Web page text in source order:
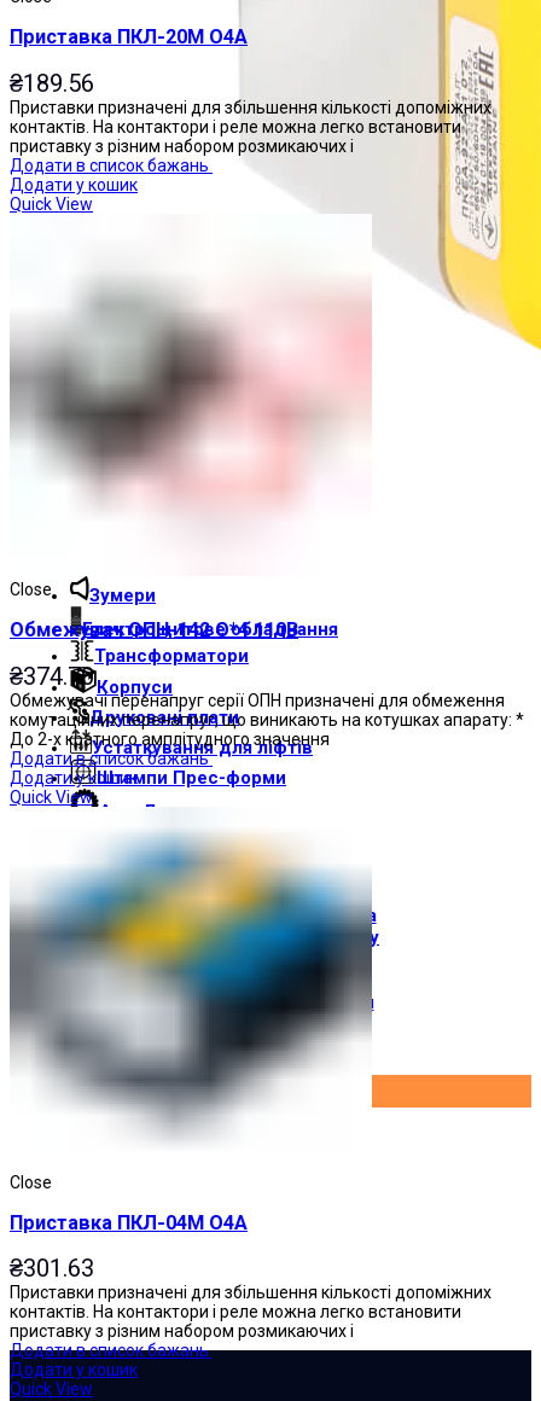
Зумери
Електрощитове обладнання
Трансформатори
Корпуси
Друкованi плати
Устаткування для ліфтів
Штампи Прес-форми
АгроДеталь
Сонячні панелі
Контакти
Про компанію
Доставка і оплата
Про торгову марку
Де купити
Новини
Вхід / Реєстрація
Приставка ПКЛ-20М О4А
₴189.56
Приставки призначені для збільшення кількості допоміжних
контактів. На контактори і реле можна легко встановити
приставку з різним набором розмикаючих і
Додати в список бажань
Додати у кошик
Quick View
Close
Обмежувач ОПН-142 О*4 110В
₴374.70
Обмежувачі перенапруг серії ОПН призначені для обмеження
комутаційних перенапруг, що виникають на котушках апарату: *
До 2-х кратного амплітудного значення
Додати в список бажань
Додати у кошик
Quick View
Close
Приставка ПКЛ-04М О4А
₴301.63
Приставки призначені для збільшення кількості допоміжних
контактів. На контактори і реле можна легко встановити
приставку з різним набором розмикаючих і
Додати в список бажань
Додати у кошик
Quick View